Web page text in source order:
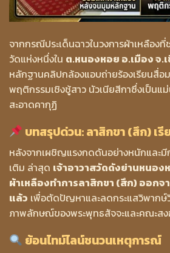
จากกรณีประเด็นฉาวในวงการผ้าเหลือง
วัดแห่งหนึ่งใน ต.หนองหอย อ.เมือง จ.
หลักฐานคลิปกล้องแอบถ่ายร้องเรียนสื่อ
พฤติกรรมเชิงชู้สาว นัวเนียสีกาซึ่งเป็นแ
สะอาดคากุฏิ
บทสรุปด่วน: ลาสิกขา (สึก) เ
หลังจากเผชิญแรงกดดันอย่างหนักและ
เติม ล่าสุด เจ้าอาวาสวัดดังย่านหนอง
ผ้าเหลืองทำการลาสิกขา (สึก) ออกจ
แล้ว เพื่อตัดปัญหาและลดกระแสวิพาก
ภาพลักษณ์ของพระพุทธสัจจะและคณะสง
ย้อนไทม์ไลน์ชนวนเหตุการณ์